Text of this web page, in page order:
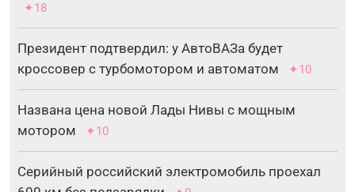
✦18
Президент подтвердил: у АвтоВАЗа будет
кроссовер с турбомотором и автоматом
✦10
Названа цена новой Лады Нивы с мощным
мотором
✦10
Серийный российский электромобиль проехал